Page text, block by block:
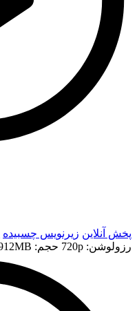
پخش آنلاین زیرنویس چسبیده
رزولوشن: 720p
حجم: 912MB